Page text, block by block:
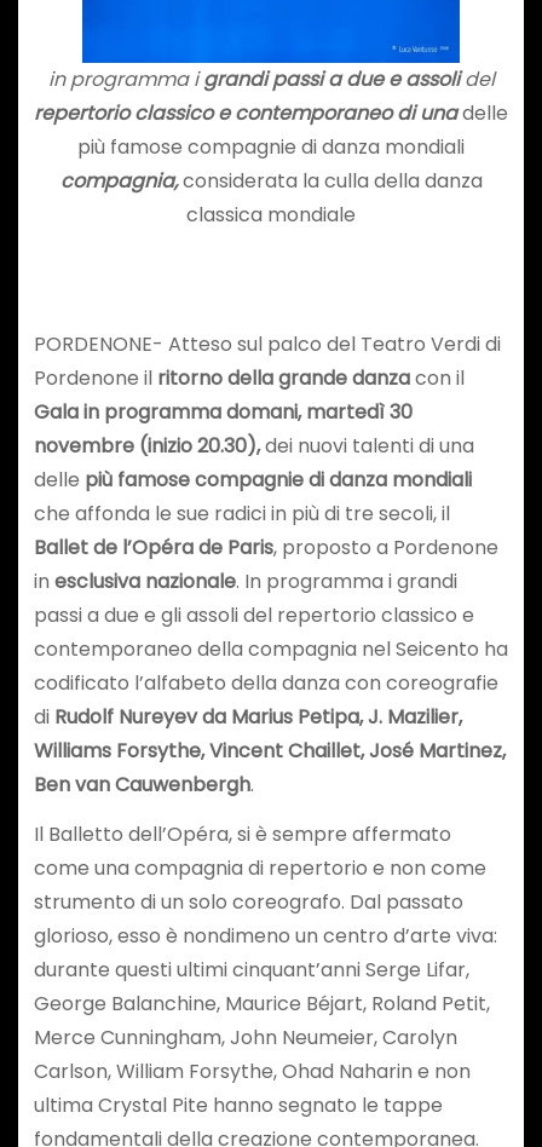
in programma igrandi passi a due e assolidel
repertorio classico e contemporaneo di unadelle
più famose compagnie di danza mondiali
compagnia,considerata la culla della danza
classica mondiale
PORDENONE- Atteso sul palco del Teatro Verdi di
Pordenone il ritorno della grande danzacon il
Gala in programma domani, martedì 30
novembre (inizio 20.30),dei nuovi talenti di una
delle più famose compagnie di danza mondiali
che affonda le sue radici in più di tre secoli, il
Ballet de l’Opéra de Paris, proposto a Pordenone
in esclusiva nazionale. In programma i grandi
passi a due e gli assoli del repertorio classico e
contemporaneo della compagnia nel Seicento ha
codificato l’alfabeto della danza con coreografie
di Rudolf Nureyev da Marius Petipa, J. Mazilier,
Williams Forsythe, Vincent Chaillet, José Martinez,
Ben van Cauwenbergh.
Il Balletto dell’Opéra, si è sempre affermato
come una compagnia di repertorio e non come
strumento di un solo coreografo. Dal passato
glorioso, esso è nondimeno un centro d’arte viva:
durante questi ultimi cinquant’anni Serge Lifar,
George Balanchine, Maurice Béjart, Roland Petit,
Merce Cunningham, John Neumeier, Carolyn
Carlson, William Forsythe, Ohad Naharin e non
ultima Crystal Pite hanno segnato le tappe
fondamentali della creazione contemporanea.